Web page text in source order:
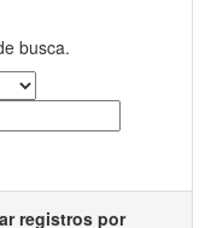
busca.
registros por